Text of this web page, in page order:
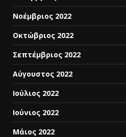
Νοέμβριος 2022
Οκτώβριος 2022
Σεπτέμβριος 2022
Αύγουστος 2022
Ιούλιος 2022
Ιούνιος 2022
Μάιος 2022